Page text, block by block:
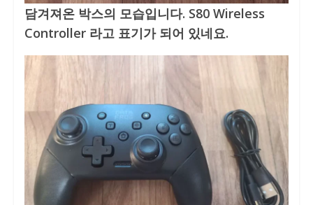
담겨져온 박스의 모습입니다. S80 Wireless
Controller 라고 표기가 되어 있네요.